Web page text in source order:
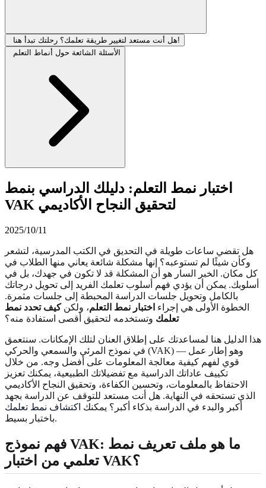
هل أنت مستعد لتغيير طريقة تعلمك؟ رحلتك تبدأ هنا!
الأسئلة الشائعة حول أنماط التعلم
اختبار نمط التعلم: دليلك الدراسي بنمط
VAK لتحقيق النجاح الأكاديمي
2025/10/11
هل تقضي ساعات طويلة في التحديق في الكتب المدرسية، لتشعر
وكأن شيئًا لم تستوعبه؟ إنها مشكلة شائعة يعاني منها الطلاب في
كل مكان. الخبر السار هو أن المشكلة قد لا تكون في جهدك، بل في
أسلوبك. يمكن أن يؤدي فهم أسلوب تعلمك الفريد إلى تحويل درجاتك
بالكامل وتحويل جلسات الدراسة المحبطة إلى جلسات مثمرة.
الخطوة الأولى هي إجراء اختبار نمط التعلم، ولكنكيف تحدد نمط
تعلمك وتستخدمه لتحقيق أقصى استفادة منه؟
هذا الدليل هنا لمساعدتك على إطلاق العنان لتلك الإمكانات. سنتعمق
في نموذج المرئي والسمعي والحركي (VAK) — وهو إطار عمل
قوي لفهم كيفية معالجة المعلومات على أفضل وجه. من خلال
تكييف عاداتك الدراسية مع تفضيلاتك الطبيعية، يمكنك تعزيز
الاحتفاظ بالمعلومات، وتحسين الكفاءة، وتحقيق النجاح الأكاديمي
الذي تستحقه في النهاية. هل أنت مستعد للتوقف عن الدراسة بجهد
أكبر والبدء في الدراسة بذكاء أكبر؟ يمكنك اكتشاف نمط تعلمك
باختبار بسيط.
فهم نموذج VAK: ما هو ملف تعريف نمط
تعلمي من اختبار VAK؟